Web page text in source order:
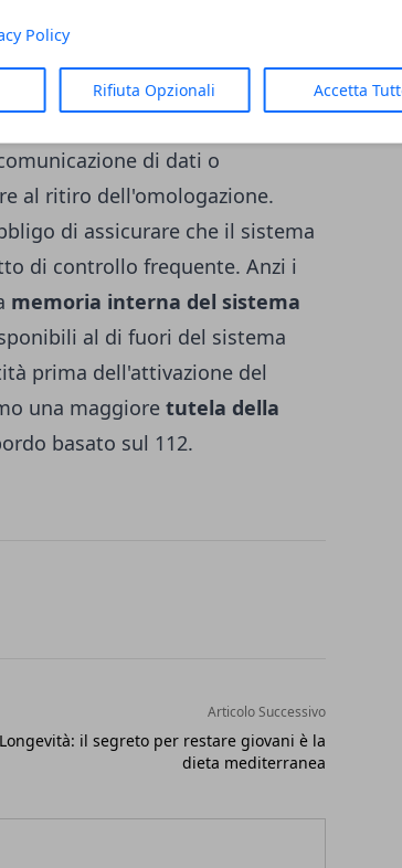
Policy
Rifiuta Opzionali Accetta
di esecuzione. Bruxelles,
a una sanzione ossia il
di omologazione o una
la falsificazione dei risultati
di dati o
al ritiro dell'omologazione.
di assicurare che il sistema
di controllo frequente. Anzi i
memoria interna del sistema
al di fuori del sistema
prima dell'attivazione del
una maggiore tutela della
basato sul 112.
Articolo Successivo
Longevità: il segreto per restare giovani è la
dieta mediterranea